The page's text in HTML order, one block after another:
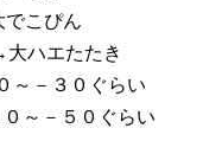
こぴん
ハエたたき
～－３０ぐらい
～－５０ぐらい